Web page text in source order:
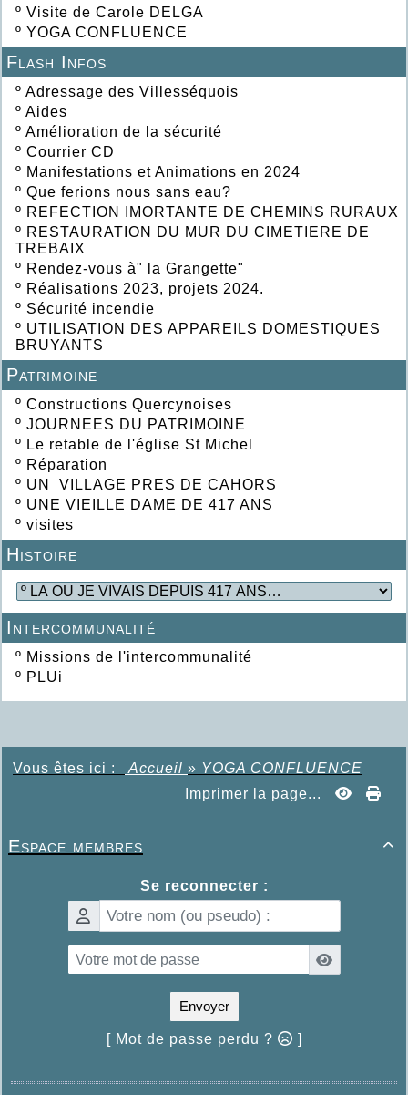
º Visite de Carole DELGA
º YOGA CONFLUENCE
Flash Infos
º Adressage des Villesséquois
º Aides
º Amélioration de la sécurité
º Courrier CD
º Manifestations et Animations en 2024
º Que ferions nous sans eau?
º REFECTION IMORTANTE DE CHEMINS RURAUX
º RESTAURATION DU MUR DU CIMETIERE DE
TREBAIX
º Rendez-vous à" la Grangette"
º Réalisations 2023, projets 2024.
º Sécurité incendie
º UTILISATION DES APPAREILS DOMESTIQUES
BRUYANTS
Patrimoine
º Constructions Quercynoises
º JOURNEES DU PATRIMOINE
º Le retable de l'église St Michel
º Réparation
º UN VILLAGE PRES DE CAHORS
º UNE VIEILLE DAME DE 417 ANS
º visites
Histoire
Intercommunalité
º Missions de l'intercommunalité
º PLUi
Vous êtes ici : Accueil » YOGA CONFLUENCE
Imprimer la page...

Espace membres
Se reconnecter :
Envoyer
[ Mot de passe perdu ? ]